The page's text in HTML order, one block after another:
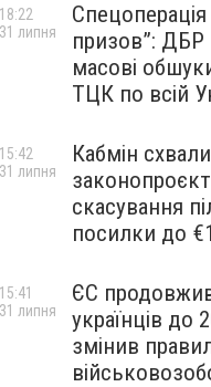
призов”: ДБР
масові
ТЦК по всій
18:22
31 липня
Кабмін
скасування
посилки до
15:42
31 липня
ЄС
українців до
змінив
15:41
31 липня